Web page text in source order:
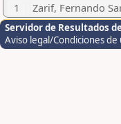
1
Zarif, Fernando
Servidor de Resultados
Aviso legal/Condiciones de